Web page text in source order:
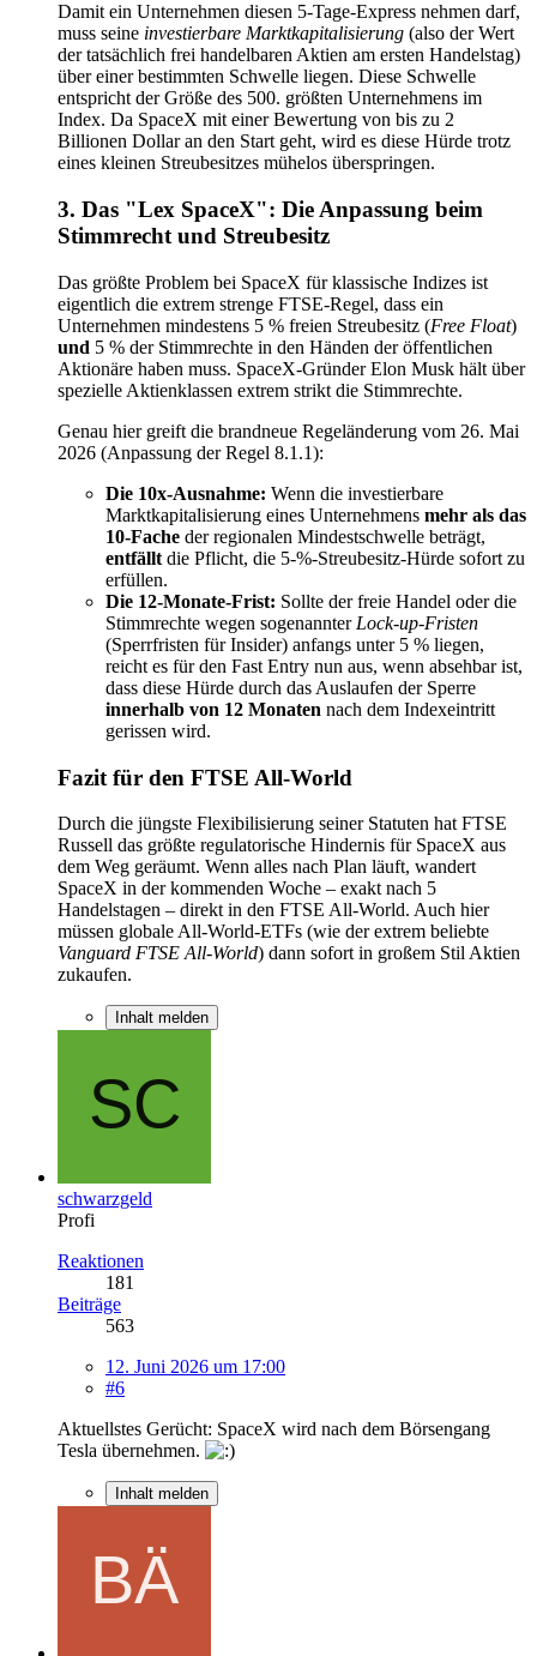
Damit ein Unternehmen diesen 5-Tage-Express nehmen darf,
muss seine investierbare Marktkapitalisierung (also der Wert
der tatsächlich frei handelbaren Aktien am ersten Handelstag)
über einer bestimmten Schwelle liegen. Diese Schwelle
entspricht der Größe des 500. größten Unternehmens im
Index. Da SpaceX mit einer Bewertung von bis zu 2
Billionen Dollar an den Start geht, wird es diese Hürde trotz
eines kleinen Streubesitzes mühelos überspringen.
3. Das "Lex SpaceX": Die Anpassung beim
Stimmrecht und Streubesitz
Das größte Problem bei SpaceX für klassische Indizes ist
eigentlich die extrem strenge FTSE-Regel, dass ein
Unternehmen mindestens 5 % freien Streubesitz (Free Float)
und 5 % der Stimmrechte in den Händen der öffentlichen
Aktionäre haben muss. SpaceX-Gründer Elon Musk hält über
spezielle Aktienklassen extrem strikt die Stimmrechte.
Genau hier greift die brandneue Regeländerung vom 26. Mai
2026 (Anpassung der Regel 8.1.1):
Die 10x-Ausnahme: Wenn die investierbare
Marktkapitalisierung eines Unternehmens mehr als das
10-Fache der regionalen Mindestschwelle beträgt,
entfällt die Pflicht, die 5-%-Streubesitz-Hürde sofort zu
erfüllen.
Die 12-Monate-Frist: Sollte der freie Handel oder die
Stimmrechte wegen sogenannter Lock-up-Fristen
(Sperrfristen für Insider) anfangs unter 5 % liegen,
reicht es für den Fast Entry nun aus, wenn absehbar ist,
dass diese Hürde durch das Auslaufen der Sperre
innerhalb von 12 Monaten nach dem Indexeintritt
gerissen wird.
Fazit für den FTSE All-World
Durch die jüngste Flexibilisierung seiner Statuten hat FTSE
Russell das größte regulatorische Hindernis für SpaceX aus
dem Weg geräumt. Wenn alles nach Plan läuft, wandert
SpaceX in der kommenden Woche – exakt nach 5
Handelstagen – direkt in den FTSE All-World. Auch hier
müssen globale All-World-ETFs (wie der extrem beliebte
Vanguard FTSE All-World) dann sofort in großem Stil Aktien
zukaufen.
Inhalt melden
schwarzgeld
Profi
Reaktionen
181
Beiträge
563
12. Juni 2026 um 17:00
#6
Aktuellstes Gerücht: SpaceX wird nach dem Börsengang
Tesla übernehmen.
Inhalt melden